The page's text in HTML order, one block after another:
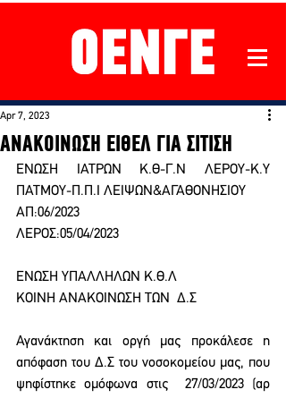
ΑΝΑΚΟΙΝΩΣΗ ΕΙΘΕΛ ΓΙΑ ΣΙΤΙΣΗ
Apr 7, 2023
EΝΩΣΗ ΙΑΤΡΩΝ Κ.Θ-Γ.Ν ΛΕΡΟΥ-Κ.Υ
ΠΑΤΜΟΥ-Π.Π.Ι ΛΕΙΨΩΝ&ΑΓΑΘΟΝΗΣΙΟΥ
ΛΕΡΟΣ:05/04/2023
ΕΝΩΣΗ ΥΠΑΛΛΗΛΩΝ Κ.Θ.Λ
ΚΟΙΝΗ ΑΝΑΚΟΙΝΩΣΗ ΤΩΝ  Δ.Σ
Αγανάκτηση και οργή μας προκάλεσε η
απόφαση του Δ.Σ του νοσοκομείου μας, που
ψηφίστηκε ομόφωνα στις  27/03/2023 (αρ